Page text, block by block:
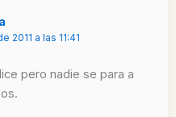
2011 a las 11:41
pero nadie se para a